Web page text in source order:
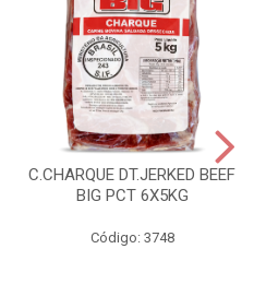
C.CHARQUE DT.JERKED BEEF
BIG PCT 6X5KG
Código: 3748